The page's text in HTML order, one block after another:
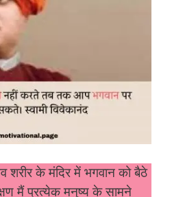
शरीर के मंदिर में भगवान को बैठे
मैं प्रत्येक मनुष्य के सामने